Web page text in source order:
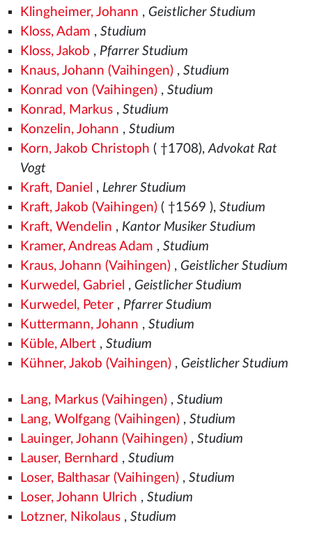
Klingheimer, Johann , Geistlicher Studium
Kloss, Adam , Studium
Kloss, Jakob , Pfarrer Studium
Knaus, Johann (Vaihingen), Studium
Konrad von (Vaihingen), Studium
Konrad, Markus, Studium
Konzelin, Johann , Studium
Korn, Jakob Christoph ( †1708),Advokat Rat
Vogt
Kraft, Daniel , Lehrer Studium
Kraft, Jakob (Vaihingen)( †1569 ), Studium
Kraft, Wendelin , Kantor Musiker Studium
Kramer, Andreas Adam , Studium
Kraus, Johann (Vaihingen), Geistlicher Studium
Kurwedel, Gabriel , Geistlicher Studium
Kurwedel, Peter, Pfarrer Studium
Kuttermann, Johann , Studium
Küble, Albert, Studium
Kühner, Jakob (Vaihingen), Geistlicher Studium
Lang, Markus (Vaihingen), Studium
Lang, Wolfgang (Vaihingen), Studium
Lauinger, Johann (Vaihingen), Studium
Lauser, Bernhard , Studium
Loser, Balthasar (Vaihingen), Studium
Loser, Johann Ulrich , Studium
Lotzner, Nikolaus, Studium